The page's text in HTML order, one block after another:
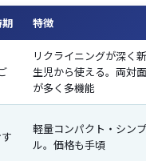
特徴
リクライニングが深く新
生児から使える。両対面
が多く多機能
軽量コンパクト・シンプ
ル。価格も手頃